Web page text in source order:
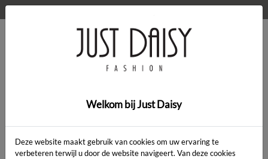
> Kleding
Welkom bij Just Daisy
Deze website maakt gebruik van cookies om uw ervaring te
verbeteren terwijl u door de website navigeert. Van deze cookies